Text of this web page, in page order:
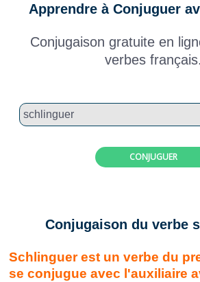
Apprendre à Conjuguer
Conjugaison gratuite en
verbes français.
CONJUGUER
Conjugaison du verbe
Schlinguer est un verbe du
se conjugue avec l'auxiliaire